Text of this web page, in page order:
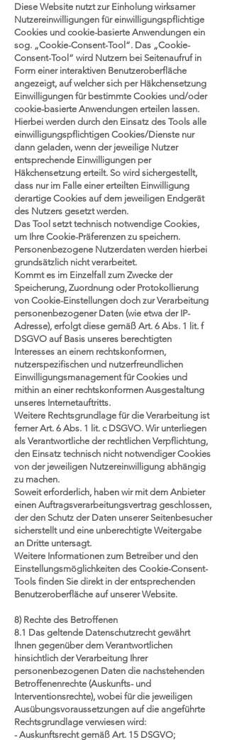
Diese Website nutzt zur Einholung wirksamer
Nutzereinwilligungen für einwilligungspflichtige
Cookies und cookie-basierte Anwendungen ein
sog. „Cookie-Consent-Tool“. Das „Cookie-
Consent-Tool“ wird Nutzern bei Seitenaufruf in
Form einer interaktiven Benutzeroberfläche
angezeigt, auf welcher sich per Häkchensetzung
Einwilligungen für bestimmte Cookies und/oder
cookie-basierte Anwendungen erteilen lassen.
Hierbei werden durch den Einsatz des Tools alle
einwilligungspflichtigen Cookies/Dienste nur
dann geladen, wenn der jeweilige Nutzer
entsprechende Einwilligungen per
Häkchensetzung erteilt. So wird sichergestellt,
dass nur im Falle einer erteilten Einwilligung
derartige Cookies auf dem jeweiligen Endgerät
des Nutzers gesetzt werden.
Das Tool setzt technisch notwendige Cookies,
um Ihre Cookie-Präferenzen zu speichern.
Personenbezogene Nutzerdaten werden hierbei
grundsätzlich nicht verarbeitet.
Kommt es im Einzelfall zum Zwecke der
Speicherung, Zuordnung oder Protokollierung
von Cookie-Einstellungen doch zur Verarbeitung
personenbezogener Daten (wie etwa der IP-
Adresse), erfolgt diese gemäß Art. 6 Abs. 1 lit. f
DSGVO auf Basis unseres berechtigten
Interesses an einem rechtskonformen,
nutzerspezifischen und nutzerfreundlichen
Einwilligungsmanagement für Cookies und
mithin an einer rechtskonformen Ausgestaltung
unseres Internetauftritts.
Weitere Rechtsgrundlage für die Verarbeitung ist
ferner Art. 6 Abs. 1 lit. c DSGVO. Wir unterliegen
als Verantwortliche der rechtlichen Verpflichtung,
den Einsatz technisch nicht notwendiger Cookies
von der jeweiligen Nutzereinwilligung abhängig
zu machen.
Soweit erforderlich, haben wir mit dem Anbieter
einen Auftragsverarbeitungsvertrag geschlossen,
der den Schutz der Daten unserer Seitenbesucher
sicherstellt und eine unberechtigte Weitergabe
an Dritte untersagt.
Weitere Informationen zum Betreiber und den
Einstellungsmöglichkeiten des Cookie-Consent-
Tools finden Sie direkt in der entsprechenden
Benutzeroberfläche auf unserer Website.
8) Rechte des Betroffenen
8.1 Das geltende Datenschutzrecht gewährt
Ihnen gegenüber dem Verantwortlichen
hinsichtlich der Verarbeitung Ihrer
personenbezogenen Daten die nachstehenden
Betroffenenrechte (Auskunfts- und
Interventionsrechte), wobei für die jeweiligen
Ausübungsvoraussetzungen auf die angeführte
Rechtsgrundlage verwiesen wird:
- Auskunftsrecht gemäß Art. 15 DSGVO;